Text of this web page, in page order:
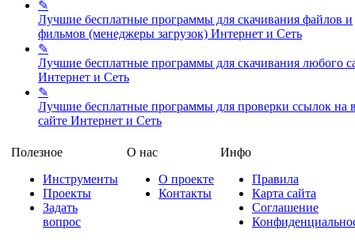
✎
Лучшие бесплатные программы для скачивания файлов и
фильмов (менеджеры загрузок) Интернет и Сеть
✎
Лучшие бесплатные программы для скачивания любого
Интернет и Сеть
✎
Лучшие бесплатные программы для проверки ссылок на
сайте Интернет и Сеть
Полезное
Инструменты
Проекты
Задать
вопрос
О нас
О проекте
Контакты
Инфо
Правила
Карта сайта
Соглашение